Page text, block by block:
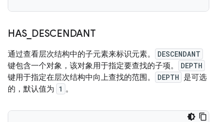
HAS_ DESCENDANT
通过查看层次结构中的子元素来标识元素。 DESCENDANT
键包含一个对象，该对象用于指定要查找的子项。 DEPTH
键用于指定在层次结构中向上查找的范围。 DEPTH 是可选
的，默认值为 1 。